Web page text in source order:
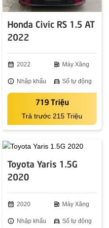
Honda Civic RS 1.5 AT
2022
calendar_month 2022 ev_station Máy Xăng
info Nhập khẩu directions_car Số tự động
719 Triệu
Trả trước 215 Triệu
Toyota Yaris 1.5G
2020
calendar_month 2020 ev_station Máy Xăng
info Nhập khẩu directions_car Số tự động